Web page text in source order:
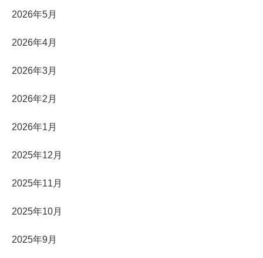
2026年5月
2026年4月
2026年3月
2026年2月
2026年1月
2025年12月
2025年11月
2025年10月
2025年9月